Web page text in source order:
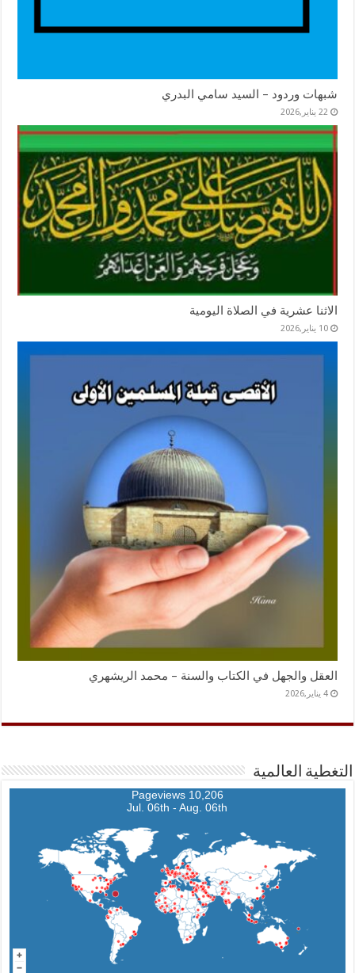
شبهات وردود – السيد سامي البدري
22 يناير,2026
الاثنا عشرية في الصلاة اليومية
10 يناير,2026
العقل والجهل في الكتاب والسنة – محمد الريشهري
4 يناير,2026
التغطية العالمية
10,206 Pageviews
Jul. 06th - Aug. 06th